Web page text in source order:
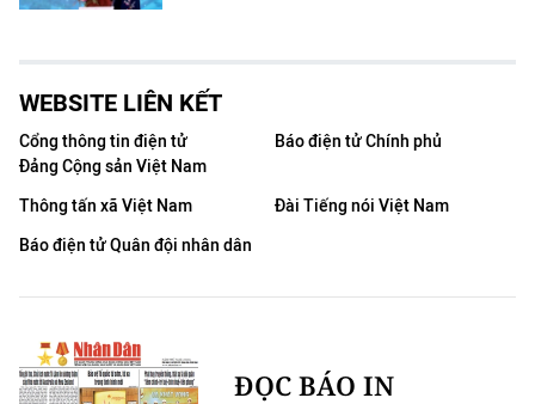
WEBSITE LIÊN KẾT
Cổng thông tin điện tử
Đảng Cộng sản Việt Nam
Báo điện tử Chính phủ
Thông tấn xã Việt Nam
Đài Tiếng nói Việt Nam
Báo điện tử Quân đội nhân dân
ĐỌC BÁO IN